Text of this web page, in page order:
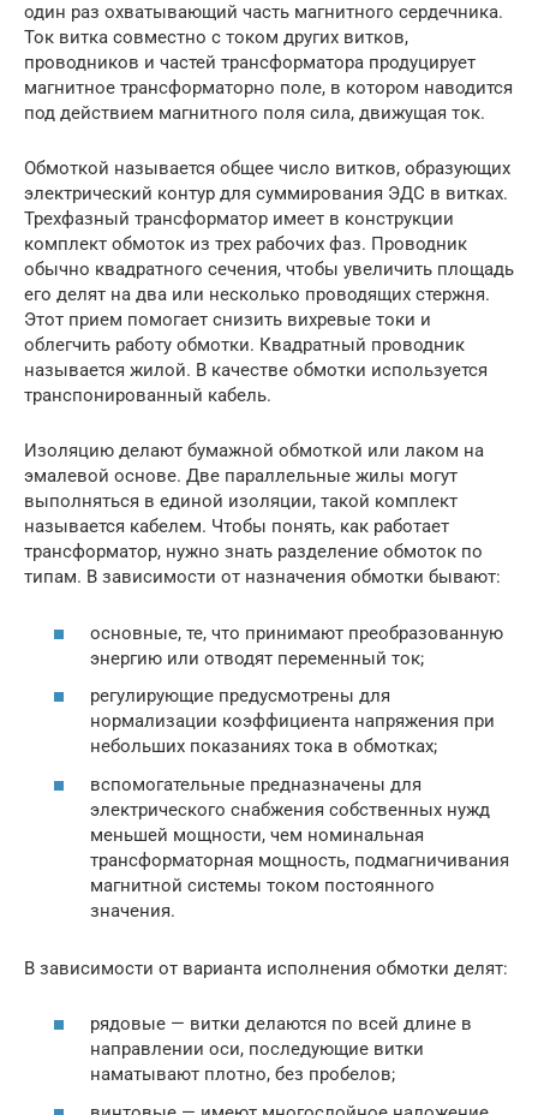
один раз охватывающий часть магнитного сердечника.
Ток витка совместно с током других витков,
проводников и частей трансформатора продуцирует
магнитное трансформаторно поле, в котором наводится
под действием магнитного поля сила, движущая ток.
Обмоткой называется общее число витков, образующих
электрический контур для суммирования ЭДС в витках.
Трехфазный трансформатор имеет в конструкции
комплект обмоток из трех рабочих фаз. Проводник
обычно квадратного сечения, чтобы увеличить площадь
его делят на два или несколько проводящих стержня.
Этот прием помогает снизить вихревые токи и
облегчить работу обмотки. Квадратный проводник
называется жилой. В качестве обмотки используется
транспонированный кабель.
Изоляцию делают бумажной обмоткой или лаком на
эмалевой основе. Две параллельные жилы могут
выполняться в единой изоляции, такой комплект
называется кабелем. Чтобы понять, как работает
трансформатор, нужно знать разделение обмоток по
типам. В зависимости от назначения обмотки бывают:
основные, те, что принимают преобразованную
энергию или отводят переменный ток;
регулирующие предусмотрены для
нормализации коэффициента напряжения при
небольших показаниях тока в обмотках;
вспомогательные предназначены для
электрического снабжения собственных нужд
меньшей мощности, чем номинальная
трансформаторная мощность, подмагничивания
магнитной системы током постоянного
значения.
В зависимости от варианта исполнения обмотки делят:
рядовые — витки делаются по всей длине в
направлении оси, последующие витки
наматывают плотно, без пробелов;